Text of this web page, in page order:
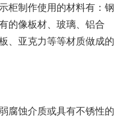
柜制作使用的材料有：钢
的像板材、玻璃、铝合
、亚克力等等材质做成的
蚀介质或具有不锈性的